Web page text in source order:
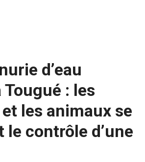
d’eau
: les
les animaux se
le contrôle d’une